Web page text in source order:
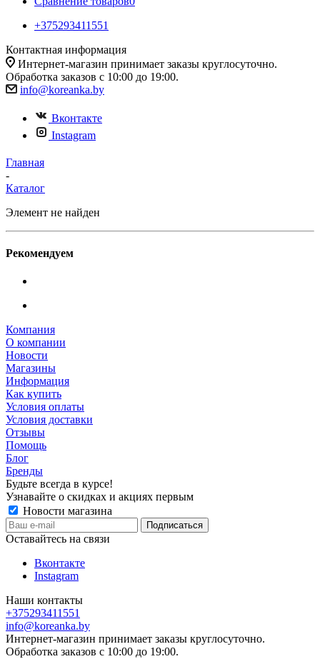
+375293411551
Контактная информация
Интернет-магазин принимает заказы круглосуточно.
Обработка заказов с 10:00 до 19:00.
info@koreanka.by
Вконтакте
Instagram
Главная
-
Каталог
Элемент не найден
Рекомендуем
Компания
О компании
Новости
Магазины
Информация
Как купить
Условия оплаты
Условия доставки
Отзывы
Помощь
Блог
Бренды
Будьте всегда в курсе!
Узнавайте о скидках и акциях первым
Новости магазина
Оставайтесь на связи
Вконтакте
Instagram
Наши контакты
+375293411551
info@koreanka.by
Интернет-магазин принимает заказы круглосуточно.
Обработка заказов с 10:00 до 19:00.